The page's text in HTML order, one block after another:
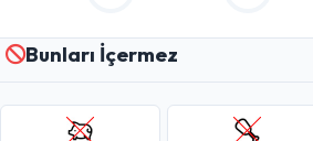
Bunları İçermez